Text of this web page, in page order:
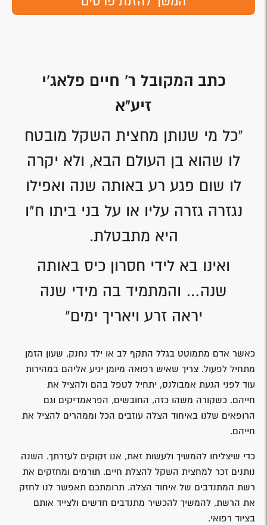
כתב המקובל ר' חיים פלאג'י
זיע"א
"כל מי שנותן מחצית השקל מובטח
לו שהוא בן העולם הבא, ולא יקרה
לו שום פגע רע באותה שנה ואפילו
נגזרה גזרה עליו או על בני ביתו ח"ו
היא מתבטלת.
ואינו בא לידי חסרון כיס באותה
שנה… והמתמיד בה מידי שנה
יראה זרע ויאריך ימים"
כאשר אדם מתמוטט בגלל התקף לב או ילד נחנק, שעון הזמן
מתחיל לפעול. צריך שאיש רפואה מיומן יגיע אליהם במהירות
עוד לפני הגעת אמבולנס, יתחיל לטפל בהם ולהציל את
חייהם. כשקורה משהו כזה, החובשים, הפראמדיקים וגם
הרופאים שלנו באיחוד הצלה עוזבים הכל וממהרים להציל את
חייהם.
כדי שיצליחו להמשיך ולעשות זאת, אנו זקוקים לעזרתך. השנה
נותנים זכר למחצית השקל להצלת חיים. תורמים ומחזקים את
רשת המתנדבים של איחוד הצלה. תרומתכם תאפשר לנו לחזק
את הרשת, להמשיך להכשיר מתנדבים חדשים ולצייד אותם
בציוד רפואי.